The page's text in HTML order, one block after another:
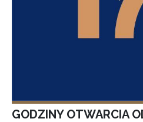
GODZINY OTWARCIA